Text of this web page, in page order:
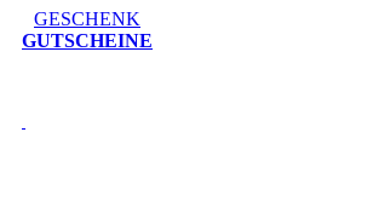
GESCHENK
GUTSCHEINE